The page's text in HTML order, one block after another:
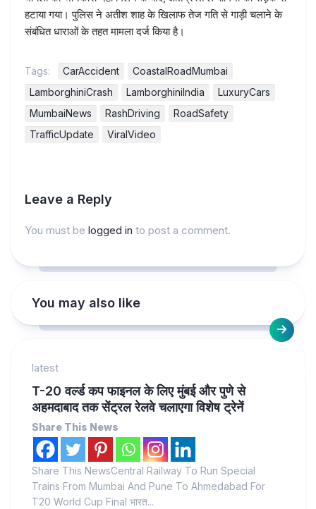
हटाया गया। पुलिस ने अतीश शाह के खिलाफ तेज गति से गाड़ी चलाने के
संबंधित धाराओं के तहत मामला दर्ज किया है।
Tags: CarAccident
CoastalRoadMumbai
LamborghiniCrash
LamborghiniIndia
LuxuryCars
MumbaiNews
RashDriving
RoadSafety
TrafficUpdate
ViralVideo
Leave a Reply
You must be logged in to post a comment.
You may also like
latest
T-20 वर्ल्ड कप फाइनल के लिए मुंबई और पुणे से
अहमदाबाद तक सेंट्रल रेलवे चलाएगा विशेष ट्रेनें
Share This News
Share This NewsCentral Railway To Run Special
Trains From Mumbai And Pune To Ahmedabad For
T20 World Cup Final भारत...